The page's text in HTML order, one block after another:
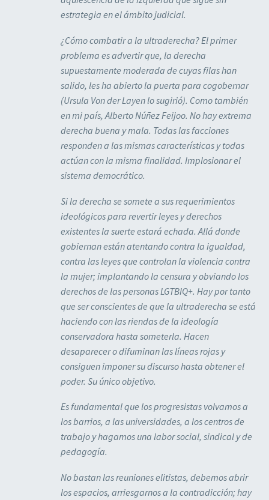
estrategia en el ámbito judicial.
¿Cómo combatir a la ultraderecha? El primer
problema es advertir que, la derecha
supuestamente moderada de cuyas filas han
salido, les ha abierto la puerta para cogobernar
(Ursula Von der Layen lo sugirió). Como también
en mi país, Alberto Núñez Feijoo. No hay extrema
derecha buena y mala. Todas las facciones
responden a las mismas características y todas
actúan con la misma finalidad. Implosionar el
sistema democrático.
Si la derecha se somete a sus requerimientos
ideológicos para revertir leyes y derechos
existentes la suerte estará echada. Allá donde
gobiernan están atentando contra la igualdad,
contra las leyes que controlan la violencia contra
la mujer; implantando la censura y obviando los
derechos de las personas LGTBIQ+. Hay por tanto
que ser conscientes de que la ultraderecha se está
haciendo con las riendas de la ideología
conservadora hasta someterla. Hacen
desaparecer o difuminan las líneas rojas y
consiguen imponer su discurso hasta obtener el
poder. Su único objetivo.
Es fundamental que los progresistas volvamos a
los barrios, a las universidades, a los centros de
trabajo y hagamos una labor social, sindical y de
pedagogía.
No bastan las reuniones elitistas, debemos abrir
los espacios, arriesgarnos a la contradicción; hay